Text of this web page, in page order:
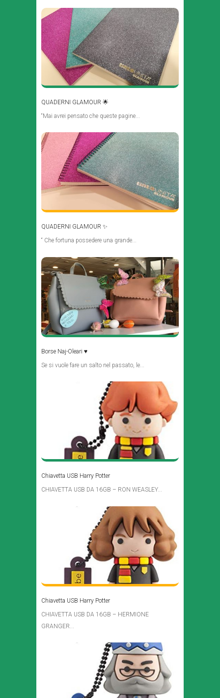
QUADERNI GLAMOUR 🌟
“Mai avrei pensato che queste pagine...
QUADERNI GLAMOUR ✨
“ Che fortuna possedere una grande...
Borse Naj-Oleari ♥
Se si vuole fare un salto nel passato, le...
Chiavetta USB Harry Potter
CHIAVETTA USB DA 16GB – RON WEASLEY...
Chiavetta USB Harry Potter
CHIAVETTA USB DA 16GB – HERMIONE
GRANGER...